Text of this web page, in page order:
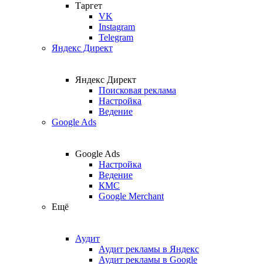
Таргет
VK
Instagram
Telegram
Яндекс Директ
Яндекс Директ
Поисковая реклама
Настройка
Ведение
Google Ads
Google Ads
Настройка
Ведение
КМС
Google Merchant
Ещё
Аудит
Аудит рекламы в Яндекс
Аудит рекламы в Google